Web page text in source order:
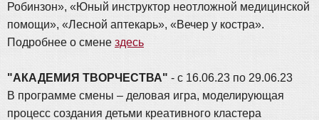
Робинзон», «Юный инструктор неотложной медицинской
помощи», «Лесной аптекарь», «Вечер у костра».
Подробнее о смене здесь
"АКАДЕМИЯ ТВОРЧЕСТВА" - с 16.06.23 по 29.06.23
В программе смены – деловая игра, моделирующая
процесс создания детьми креативного кластера